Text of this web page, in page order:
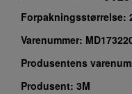
Forpakningsstørrelse:
Varenummer:
Produsentens
Produsent: 3M